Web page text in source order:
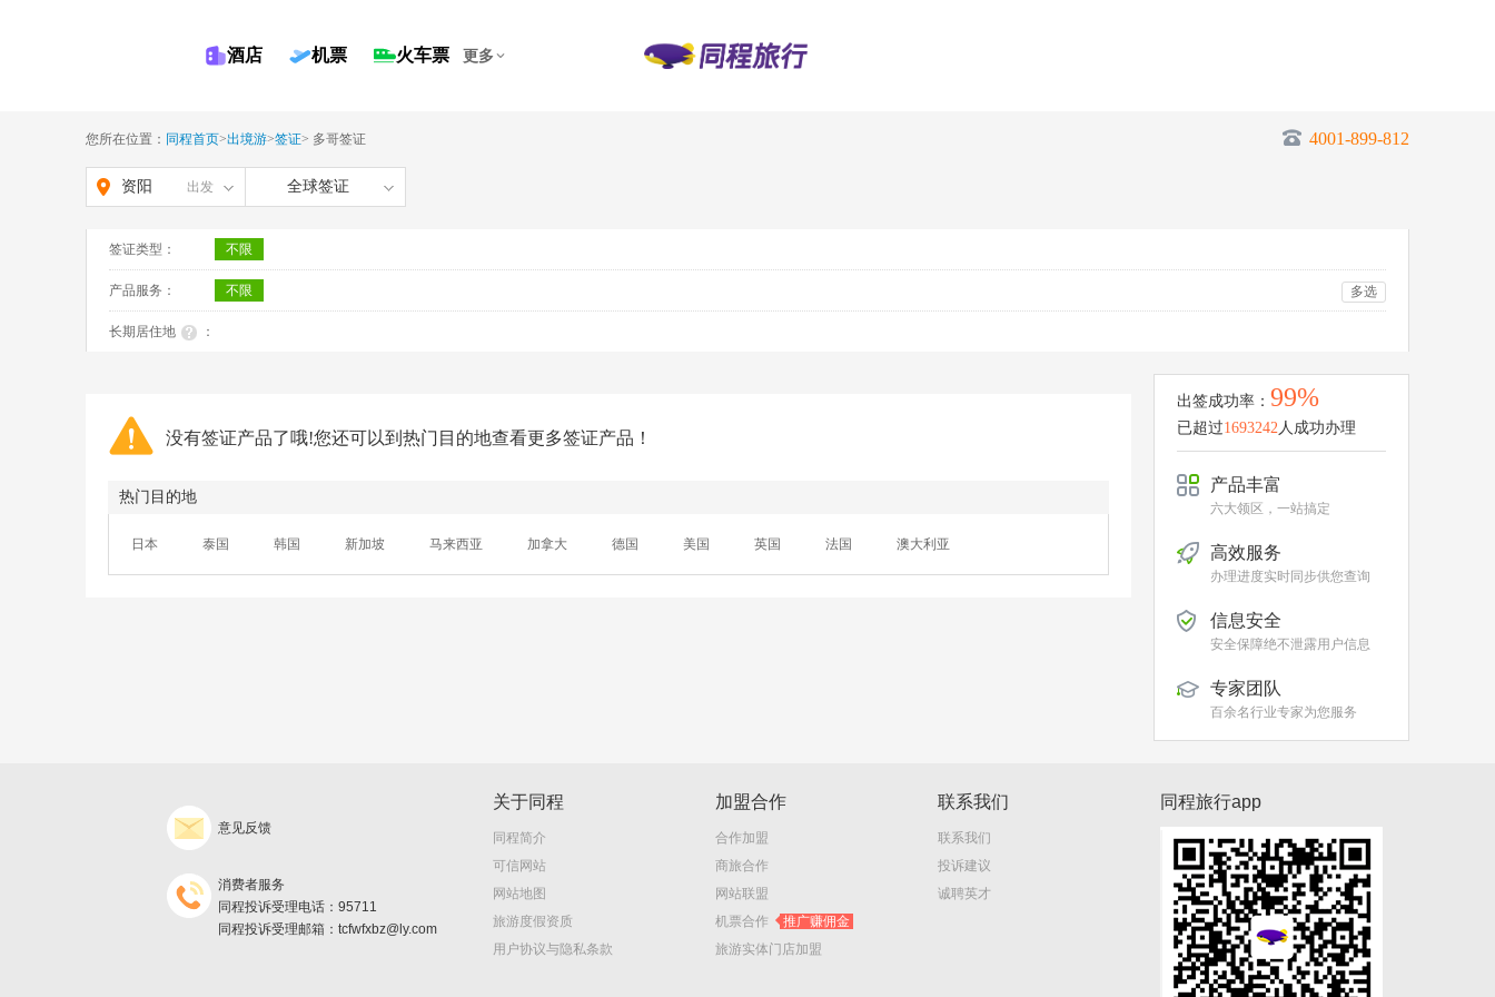
酒店 机票 火车票 更多
您所在位置： 同程首页>出境游>签证> 多哥签证 4001-899-812
资阳 出发 全球签证
签证类型： 不限
产品服务： 不限 多选
长期居住地 ：
没有签证产品了哦!您还可以到热门目的地查看更多签证产品！
热门目的地
日本 泰国 韩国 新加坡 马来西亚 加拿大 德国 美国 英国 法国 澳大利亚
出签成功率： 99%
已超过1693242人成功办理
产品丰富
六大领区，一站搞定
高效服务
办理进度实时同步供您查询
信息安全
安全保障绝不泄露用户信息
专家团队
百余名行业专家为您服务
意见反馈
消费者服务
同程投诉受理电话：95711
同程投诉受理邮箱：tcfwfxbz@ly.com
关于同程
同程简介
可信网站
网站地图
旅游度假资质
用户协议与隐私条款
加盟合作
合作加盟
商旅合作
网站联盟
机票合作
推广赚佣金
旅游实体门店加盟
联系我们
联系我们
投诉建议
诚聘英才
同程旅行app